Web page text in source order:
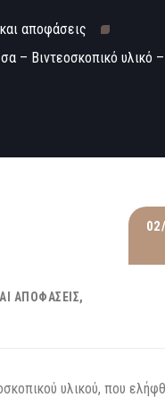
και αποφάσεις
– Βιντεοσκοπικό υλικό
ΑΠΟΦΆΣΕΙΣ
υλικού, που